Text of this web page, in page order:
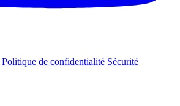
Politique de confidentialité Sécurité